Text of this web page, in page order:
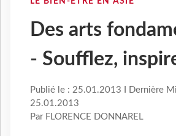
Des arts
- Soufflez,
Publié le : 25.01.2013 I Dernière
25.01.2013
Par FLORENCE DONNAREL